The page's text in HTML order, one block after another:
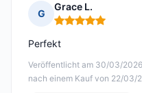
G
Grace L.
Hinweis: 5 von 5
Veröffentlicht am 30/03/
nach einem Kauf von 22/03/
Perfekt